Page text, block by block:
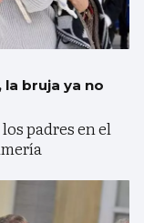
la bruja ya no
padres en el